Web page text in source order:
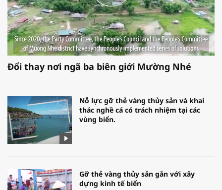
Đổi thay nơi ngã ba biên giới Mường Nhé
Nỗ lực gỡ thẻ vàng thủy sản và khai
thác nghề cá có trách nhiệm tại các
vùng biển.
Gỡ thẻ vàng thủy sản gắn với xây
dựng kinh tế biển